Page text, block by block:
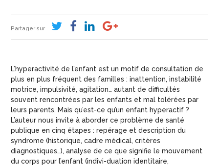
Partager sur
L’hyperactivité de l’enfant est un motif de consultation de
plus en plus fréquent des familles : inattention, instabilité
motrice, impulsivité, agitation… autant de difficultés
souvent rencontrées par les enfants et mal tolérées par
leurs parents. Mais qu’est-ce qu’un enfant hyperactif ?
L’auteur nous invite à aborder ce problème de santé
publique en cinq étapes : repérage et description du
syndrome (historique, cadre médical, critères
diagnostiques…), analyse de ce que signifie le mouvement
du corps pour l’enfant (indivi-duation identitaire,